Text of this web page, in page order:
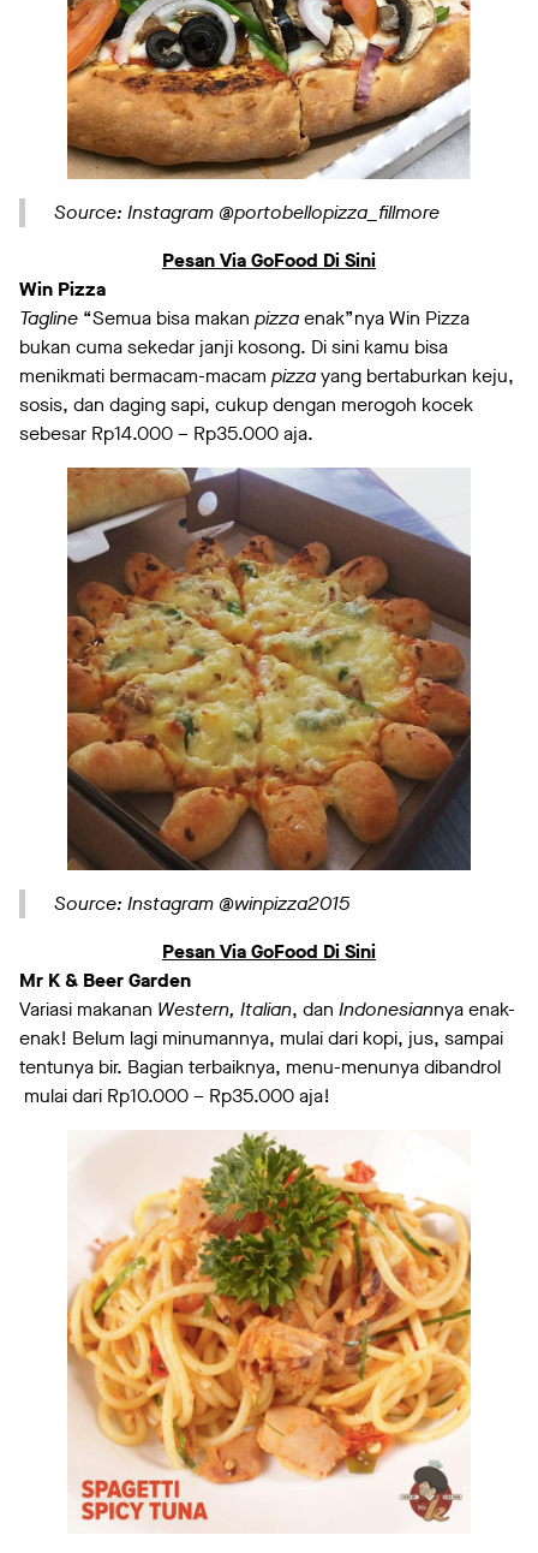
Source: Instagram @portobellopizza_fillmore
Pesan Via GoFood Di Sini
Win Pizza
Tagline “Semua bisa makan pizzaenak”nya Win Pizza
bukan cuma sekedar janji kosong. Di sini kamu bisa
menikmati bermacam-macam pizzayang bertaburkan keju,
sosis, dan daging sapi, cukup dengan merogoh kocek
sebesar Rp14.000 – Rp35.000 aja.
Source: Instagram @winpizza2015
Pesan Via GoFood Di Sini
Mr K & Beer Garden
Variasi makanan Western, Italian, dan Indonesiannya enak-
enak! Belum lagi minumannya, mulai dari kopi, jus, sampai
tentunya bir. Bagian terbaiknya, menu-menunya dibandrol
mulai dari Rp10.000 – Rp35.000 aja!